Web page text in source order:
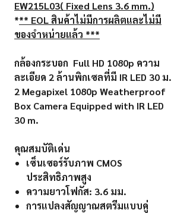
EW215L03( Fixed Lens 3.6 mm.)
*** EOL สินค้าไม่มีการผลิตและไม่มี
ของจำหน่ายแล้ว ***
กล้องกระบอก Full HD 1080p ความ
ละเอียด 2 ล้านพิกเซลที่มี IR LED 30 ม.
2 Megapixel 1080p Weatherproof
Box Camera Equipped with IR LED
30 m.
คุณสมบัติเด่น
เซ็นเซอร์รับภาพ CMOS
ประสิทธิภาพสูง
ความยาวโฟกัส: 3.6 มม.
การแปลงสัญญาณสตรีมแบบคู่